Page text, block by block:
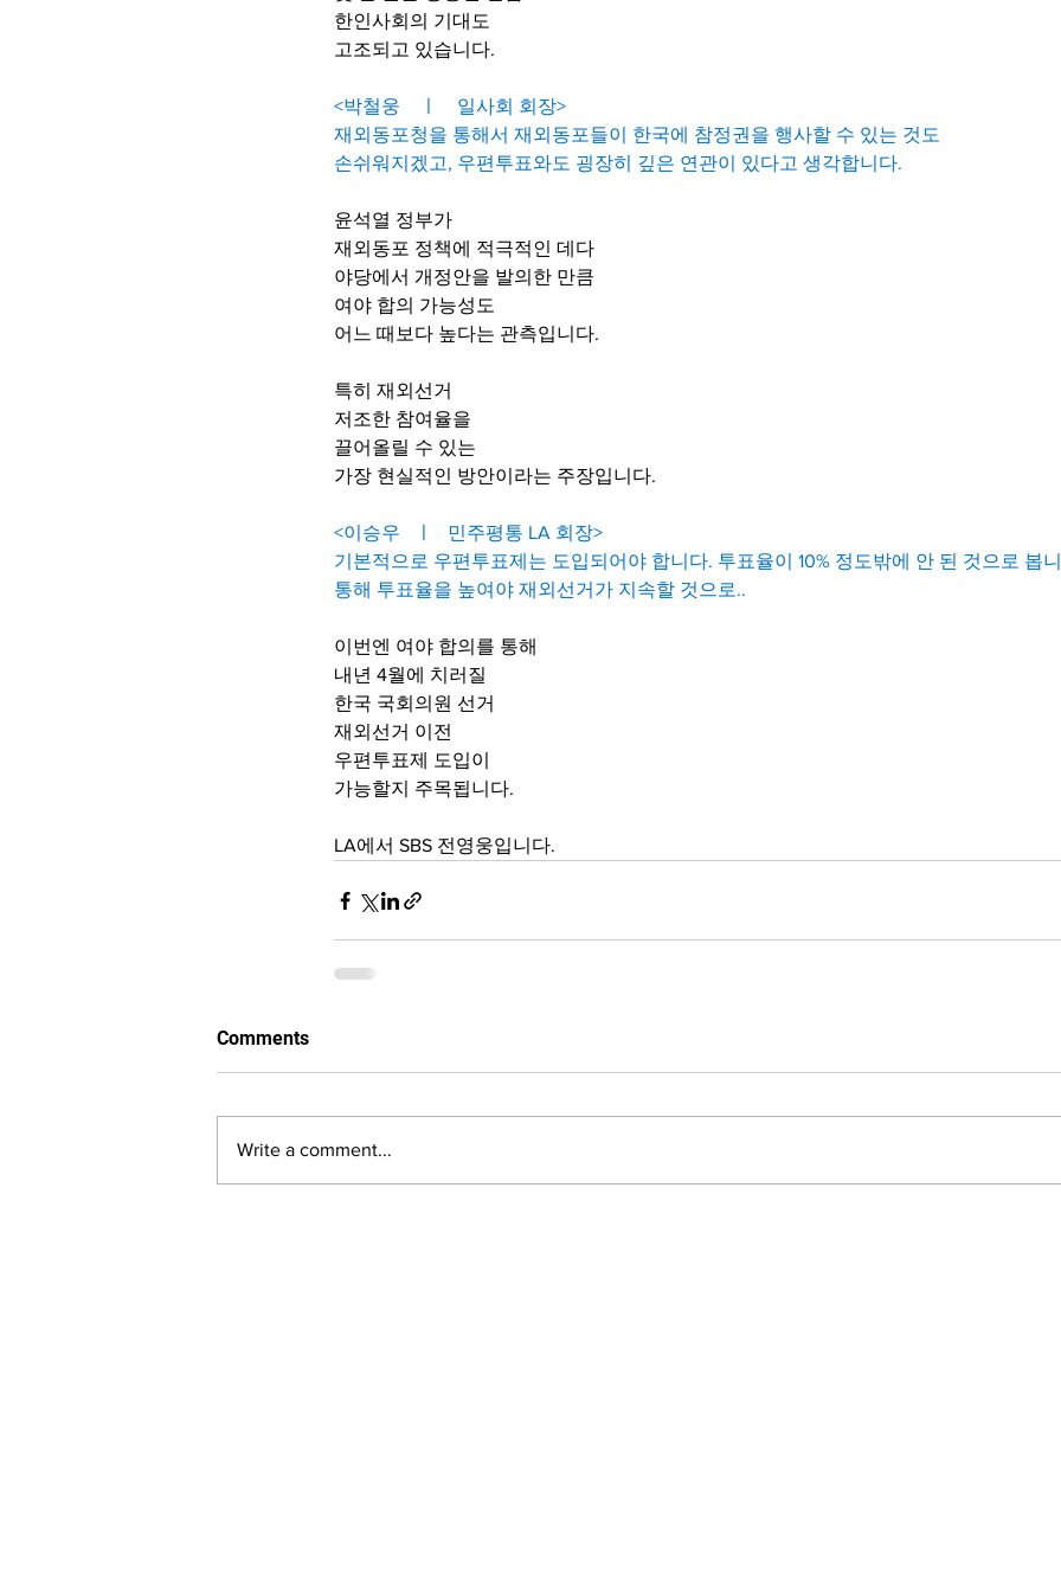
한인사회의 기대도
고조되고 있습니다.
<박철웅    ㅣ    일사회 회장>
재외동포청을 통해서 재외동포들이 한국에 참정권을 행사할 수 있는 것도
손쉬워지겠고, 우편투표와도 굉장히 깊은 연관이 있다고 생각합니다.
윤석열 정부가
재외동포 정책에 적극적인 데다
야당에서 개정안을 발의한 만큼
여야 합의 가능성도
어느 때보다 높다는 관측입니다.
특히 재외선거
저조한 참여율을
끌어올릴 수 있는
가장 현실적인 방안이라는 주장입니다.
<이승우   ㅣ   민주평통 LA 회장>
기본적으로 우편투표제는 도입되어야 합니다. 투표율이 10% 정도밖에 안 된 것으로 봅
통해 투표율을 높여야 재외선거가 지속할 것으로..
이번엔 여야 합의를 통해
내년 4월에 치러질
한국 국회의원 선거
재외선거 이전
우편투표제 도입이
가능할지 주목됩니다.
LA에서 SBS 전영웅입니다.
Comments
Write a comment...